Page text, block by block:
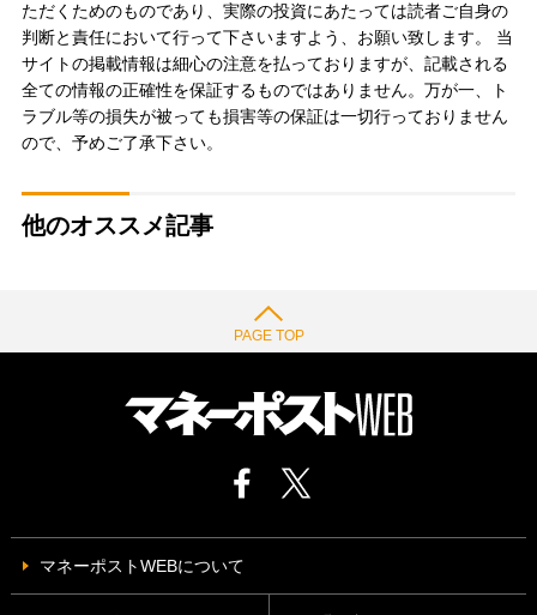
ただくためのものであり、実際の投資にあたっては読者ご自身の
判断と責任において行って下さいますよう、お願い致します。 当
サイトの掲載情報は細心の注意を払っておりますが、記載される
全ての情報の正確性を保証するものではありません。万が一、ト
ラブル等の損失が被っても損害等の保証は一切行っておりません
ので、予めご了承下さい。
他のオススメ記事
PAGE TOP
マネーポストWEBについて